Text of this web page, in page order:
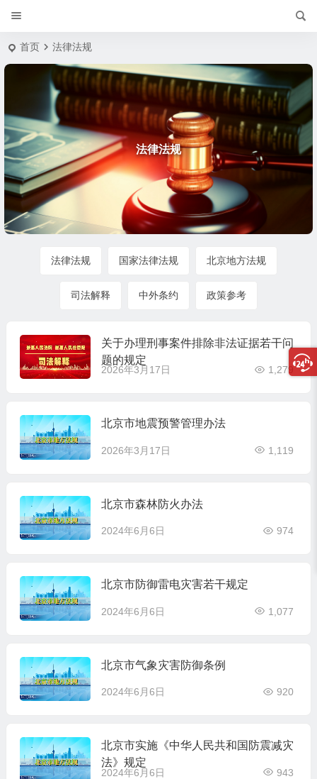
首页 法律法规
法律法规
法律法规 国家法律法规 北京地方法规
司法解释 中外条约 政策参考
关于办理刑事案件排除非法证据若干问
题的规定
2026年3月17日 1,279
北京市地震预警管理办法
2026年3月17日 1,119
北京市森林防火办法
2024年6月6日 974
北京市防御雷电灾害若干规定
2024年6月6日 1,077
北京市气象灾害防御条例
2024年6月6日 920
北京市实施《中华人民共和国防震减灾
法》规定
2024年6月6日 943